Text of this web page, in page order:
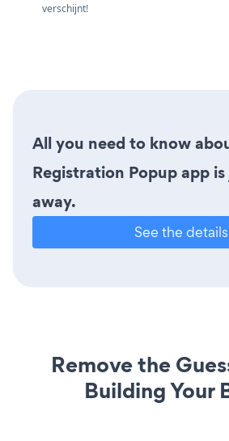
verschijnt!
All you need to know
Registration Popup app
away.
See the details
Remove the
Building Your